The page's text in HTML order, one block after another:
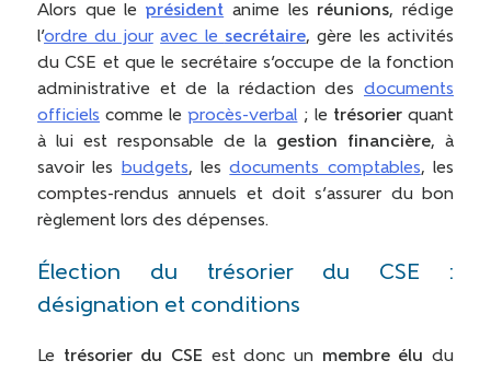
Alors que leprésident anime les réunions, rédige
l’ordre du jour avec le secrétaire, gère les activités
du CSE et que le secrétaire s’occupe de la fonction
administrative et de la rédaction des documents
officiels comme leprocès-verbal ; le trésorierquant
à lui est responsable de la gestion financière, à
savoir les
budgets, lesdocuments comptables, les
comptes-rendus annuels et doit s’assurer du bon
règlement lors des dépenses.
Élection du trésorier du CSE :
désignation et conditions
Le trésorier du CSE est donc un membre éludu